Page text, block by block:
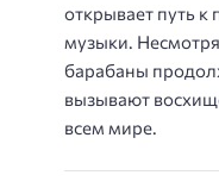
открывает путь
музыки.
барабаны
вызывают
всем мире.